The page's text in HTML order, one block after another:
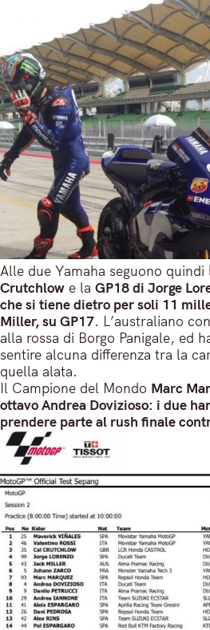
Alle due Yamaha seguono quindi
Crutchlow e la GP18 di Jorge
che si tiene dietro per soli 11
Miller, su GP17. L’australiano
alla rossa di Borgo Panigale, ed
sentire alcuna differenza tra la
quella alata.
Il Campione del Mondo Marc
ottavo Andrea Dovizioso: i due
prendere parte al rush finale